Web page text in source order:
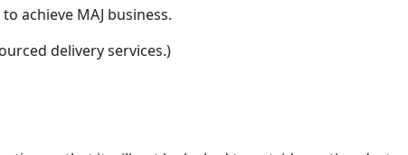
achieve MAJ business.
delivery services.)